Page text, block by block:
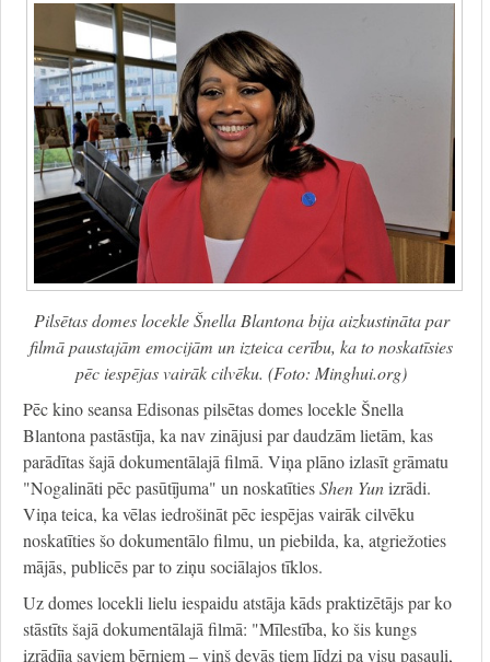
Pilsētas domes locekle Šnella Blantona bija aizkustināta par
filmā paustajām emocijām un izteica cerību, ka to noskatīsies
pēc iespējas vairāk cilvēku. (Foto: Minghui.org)
Pēc kino seansa Edisonas pilsētas domes locekle Šnella
Blantona pastāstīja, ka nav zinājusi par daudzām lietām, kas
parādītas šajā dokumentālajā filmā. Viņa plāno izlasīt grāmatu
"Nogalināti pēc pasūtījuma" un noskatītiesShen Yunizrādi.
Viņa teica, ka vēlas iedrošināt pēc iespējas vairāk cilvēku
noskatīties šo dokumentālo filmu, un piebilda, ka, atgriežoties
mājās, publicēs par to ziņu sociālajos tīklos.
Uz domes locekli lielu iespaidu atstāja kāds praktizētājs par ko
stāstīts šajā dokumentālajā filmā: "Mīlestība, ko šis kungs
izrādīja saviem bērniem – viņš devās tiem līdzi pa visu pasauli,